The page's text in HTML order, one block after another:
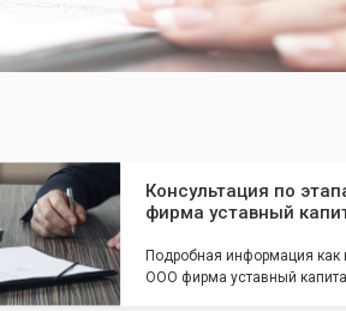
Консультация по
фирма уставный
Подробная информация как
ООО фирма уставный